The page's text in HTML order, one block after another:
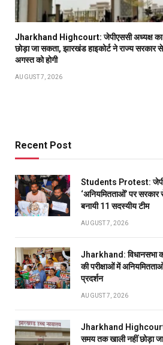
Jharkhand Highcourt: जेपीएससी अध्यक्ष का
छोड़ा जा सकता, झारखंड हाइकोर्ट ने राज्य सरकार
अगस्त को होगी
AUGUST 7, 2026
Recent Post
Students Protest:
‘अनियमितताओं’ पर सरकार
बनायी 11 सदस्यीय टीम
AUGUST 7, 2026
Jharkhand: विधानसभा
की परीक्षाओं में
प्रदर्शन
AUGUST 7, 2026
Jharkhand Highcourt:
समय तक खाली नहीं छोड़ा